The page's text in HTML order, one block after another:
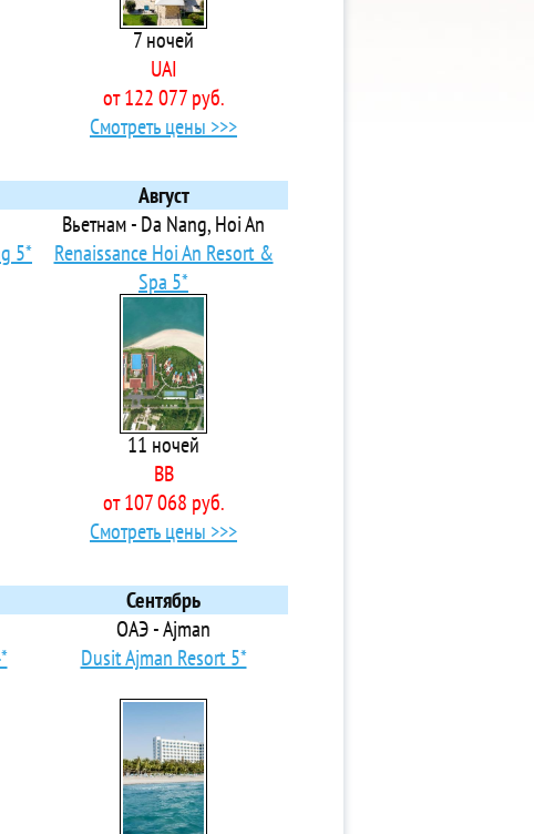
7 ночей
UAI
от 122 077 руб.
Смотреть цены >>>
5*
Август
Вьетнам - Da Nang, Hoi An
Renaissance Hoi An Resort &
Spa 5*
11 ночей
BB
от 107 068 руб.
Смотреть цены >>>
Сентябрь
ОАЭ - Ajman
Dusit Ajman Resort 5*